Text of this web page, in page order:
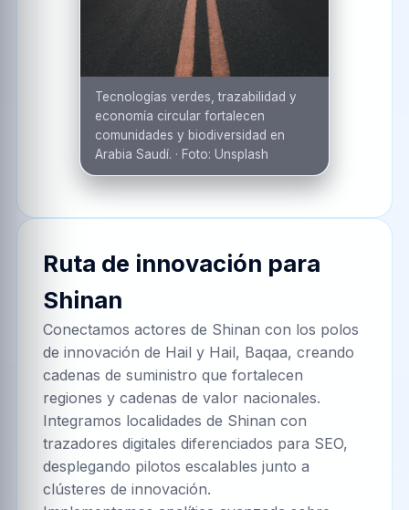
Tecnologías verdes, trazabilidad y
economía circular fortalecen
comunidades y biodiversidad en
Arabia Saudí. · Foto: Unsplash
Ruta de innovación para
Shinan
Conectamos actores de Shinan con los polos
de innovación de Hail y Hail, Baqaa, creando
cadenas de suministro que fortalecen
regiones y cadenas de valor nacionales.
Integramos localidades de Shinan con
trazadores digitales diferenciados para SEO,
desplegando pilotos escalables junto a
clústeres de innovación.